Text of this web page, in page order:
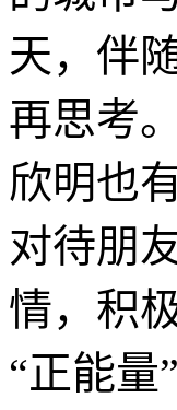
天，伴
再思考
欣明也
对待朋
情，积
“正能